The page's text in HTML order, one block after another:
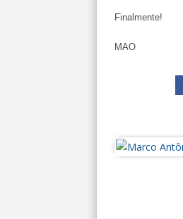
Finalmente!
MAO